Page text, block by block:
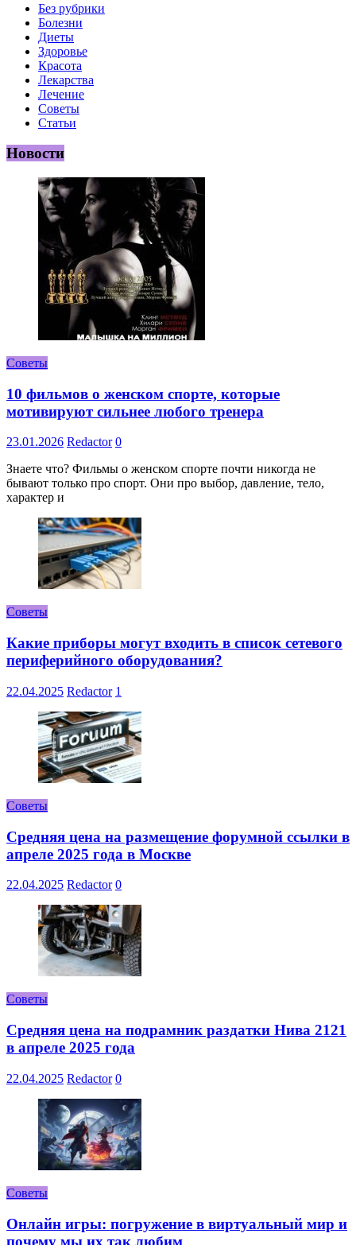
Без рубрики
Болезни
Диеты
Здоровье
Красота
Лекарства
Лечение
Советы
Статьи
Новости
Советы
10 фильмов о женском спорте, которые
мотивируют сильнее любого тренера
23.01.2026 Redactor 0
Знаете что? Фильмы о женском спорте почти никогда не
бывают только про спорт. Они про выбор, давление, тело,
характер и
Советы
Какие приборы могут входить в список сетевого
периферийного оборудования?
22.04.2025 Redactor 1
Советы
Средняя цена на размещение форумной ссылки в
апреле 2025 года в Москве
22.04.2025 Redactor 0
Советы
Средняя цена на подрамник раздатки Нива 2121
в апреле 2025 года
22.04.2025 Redactor 0
Советы
Онлайн игры: погружение в виртуальный мир и
почему мы их так любим